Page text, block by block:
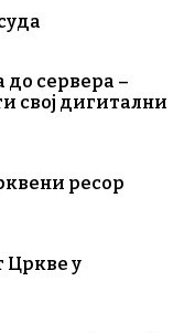
сервера –
свој дигитални
ресор
Цркве у